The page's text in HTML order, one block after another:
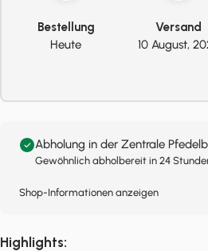
Bestellung
Heute
Versand
10 August,
Abholung in der Zentrale
Gewöhnlich abholbereit in 24
Shop-Informationen anzeigen
Highlights: